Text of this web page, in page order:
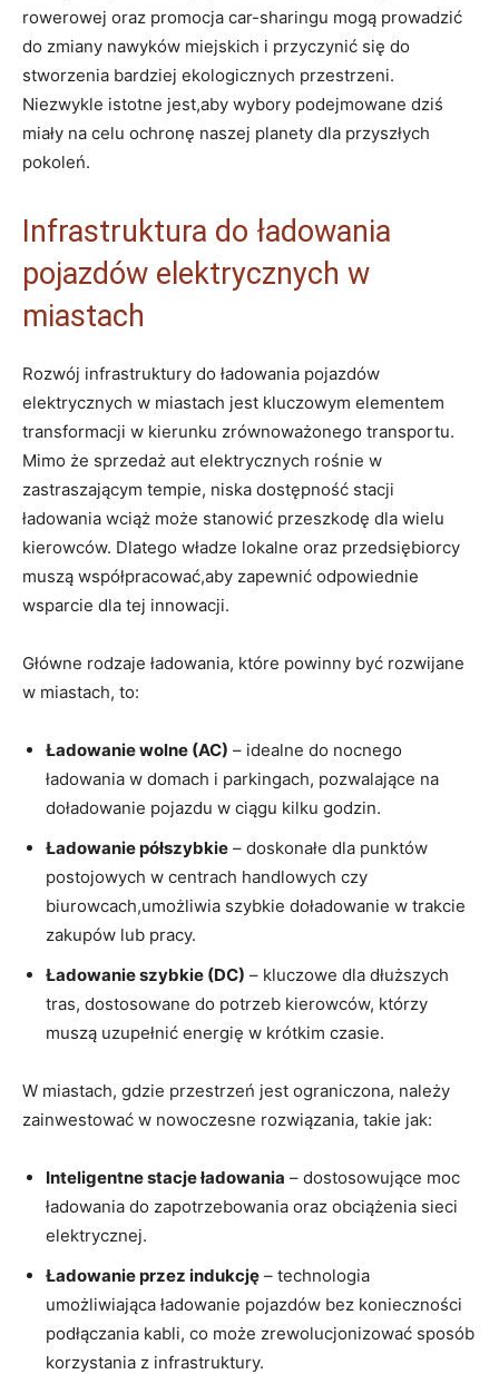
rowerowej oraz promocja car-sharingu mogą prowadzić
do ⁢zmiany nawyków miejskich ⁤i przyczynić się do
‍stworzenia bardziej ekologicznych‌ przestrzeni.
Niezwykle istotne jest,aby wybory podejmowane dziś
miały na celu ochronę naszej planety dla przyszłych
pokoleń.
Infrastruktura do‌ ładowania
pojazdów elektrycznych w
miastach
Rozwój infrastruktury do ładowania pojazdów
elektrycznych w ‌miastach jest kluczowym elementem
transformacji w kierunku zrównoważonego‍ transportu.
Mimo że sprzedaż​ aut elektrycznych rośnie w
zastraszającym tempie, niska dostępność stacji
ładowania wciąż może stanowić​ przeszkodę dla wielu
‌kierowców. Dlatego władze lokalne ‍oraz przedsiębiorcy
muszą współpracować,aby zapewnić ‍odpowiednie⁣
wsparcie dla​ tej innowacji.
Główne rodzaje ładowania, ⁢które powinny być rozwijane
w miastach, to:
Ładowanie wolne (AC) – idealne do nocnego
ładowania w domach i parkingach, pozwalające na
doładowanie ‍pojazdu w ciągu kilku godzin.
Ładowanie półszybkie – doskonałe dla punktów‌
postojowych w centrach ‌handlowych czy
biurowcach,umożliwia szybkie doładowanie w trakcie
zakupów lub pracy.
Ładowanie szybkie (DC) – kluczowe dla dłuższych
tras, dostosowane do potrzeb kierowców, którzy
⁤muszą uzupełnić‍ energię w⁢ krótkim czasie.
W miastach, gdzie przestrzeń jest ograniczona, należy
zainwestować w nowoczesne rozwiązania, takie jak:
Inteligentne stacje ładowania – dostosowujące moc
ładowania do zapotrzebowania oraz obciążenia sieci
⁢elektrycznej.
Ładowanie przez indukcję – technologia
umożliwiająca ładowanie ‍pojazdów bez konieczności
podłączania kabli, co może zrewolucjonizować sposób
korzystania z infrastruktury.